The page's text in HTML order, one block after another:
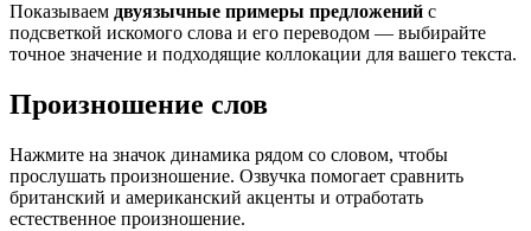
Показываем двуязычные примеры предложений с
подсветкой искомого слова и его переводом — выбирайте
точное значение и подходящие коллокации для вашего текста.
Произношение слов
Нажмите на значок динамика рядом со словом, чтобы
прослушать произношение. Озвучка помогает сравнить
британский и американский акценты и отработать
естественное произношение.